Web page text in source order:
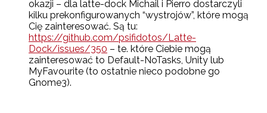
okazji – dla latte-dock Michail i Pierro dostarczyli
kilku prekonfigurowanych “wystrojów”, które mogą
Cię zainteresować. Są tu:
https://github.com/psifidotos/Latte-
Dock/issues/350 – te. które Ciebie mogą
zainteresować to Default-NoTasks, Unity lub
MyFavourite (to ostatnie nieco podobne go
Gnome3).